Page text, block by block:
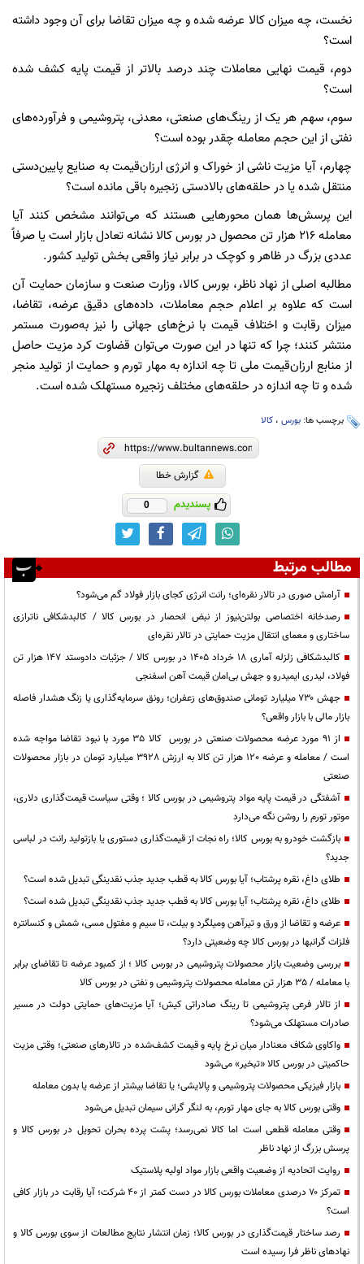
نخست، چه میزان کالا عرضه شده و چه میزان تقاضا برای آن وجود داشته
است؟
دوم، قیمت نهایی معاملات چند درصد بالاتر از قیمت پایه کشف شده
است؟
سوم، سهم هر یک از رینگ‌های صنعتی، معدنی، پتروشیمی و فرآورده‌های
نفتی از این حجم معامله چقدر بوده است؟
چهارم، آیا مزیت ناشی از خوراک و انرژی ارزان‌قیمت به صنایع پایین‌دستی
منتقل شده یا در حلقه‌های بالادستی زنجیره باقی مانده است؟
این پرسش‌ها همان محورهایی هستند که می‌توانند مشخص کنند آیا
معامله ۲۱۶ هزار تن محصول در بورس کالا نشانه تعادل بازار است یا صرفاً
عددی بزرگ در ظاهر و کوچک در برابر نیاز واقعی بخش تولید کشور.
مطالبه اصلی از نهاد ناظر، بورس کالا، وزارت صنعت و سازمان حمایت آن
است که علاوه بر اعلام حجم معاملات، داده‌های دقیق عرضه، تقاضا،
میزان رقابت و اختلاف قیمت با نرخ‌های جهانی را نیز به‌صورت مستمر
منتشر کنند؛ چرا که تنها در این صورت می‌توان قضاوت کرد مزیت حاصل
از منابع ارزان‌قیمت ملی تا چه اندازه به مهار تورم و حمایت از تولید منجر
شده و تا چه اندازه در حلقه‌های مختلف زنجیره مستهلک شده است.
برچسب ها: بورس ، کالا
گزارش خطا
پسندیدم 0
مطالب مرتبط
آرامش صوری در تالار نقره‌ای؛ رانت انرژی کجای بازار فولاد گم می‌شود؟
رصدخانه اختصاصی بولتن‌نیوز از نبض انحصار در بورس کالا / کالبدشکافی ناترازی
ساختاری و معمای انتقال مزیت حمایتی در تالار نقره‌ای
کالبدشکافی زلزله آماری ۱۸ خرداد ۱۴۰۵ در بورس کالا / جزئیات دادوستد ۱۴۷ هزار تن
فولاد، لیدری ایمیدرو و جهش بی‌امان قیمت آهن اسفنجی
جهش ۷۳۰ میلیارد تومانی صندوق‌های زعفران؛ رونق سرمایه‌گذاری یا زنگ هشدار فاصله
بازار مالی با بازار واقعی؟
از 91 مورد عرضه محصولات صنعتی در بورس کالا 35 مورد با نبود تقاضا مواجه شده
است / معامله و عرضه 120 هزار تن کالا به ارزش 3928 میلیارد تومان در بازار محصولات
صنعتی
آشفتگی در قیمت پایه مواد پتروشیمی در بورس کالا ؛ وقتی سیاست قیمت‌گذاری دلاری،
موتور تورم را روشن نگه می‌دارد
بازگشت خودرو به بورس کالا؛ راه نجات از قیمت‌گذاری دستوری یا بازتولید رانت در لباسی
جدید؟
طلای داغ، نقره پرشتاب؛ آیا بورس کالا به قطب جدید جذب نقدینگی تبدیل شده است؟
طلای داغ، نقره پرشتاب؛ آیا بورس کالا به قطب جدید جذب نقدینگی تبدیل شده است؟
عرضه و تقاضا از ورق و تیرآهن ومیلگرد و بیلت، تا سیم و مفتول مسی، شمش و کنسانتره
فلزات گرانبها در بورس کالا چه وضعیتی دارد؟
بررسی وضعیت بازار محصولات پتروشیمی در بورس کالا ؛ از کمبود عرضه تا تقاضای برابر
با معامله / 35 هزار تن معامله محصولات پتروشیمی و نفتی در بورس کالا
از تالار فرعی پتروشیمی تا رینگ صادراتی کیش؛ آیا مزیت‌های حمایتی دولت در مسیر
صادرات مستهلک می‌شود؟
واکاوی شکاف معنادار میان نرخ پایه و قیمت کشف‌شده در تالارهای صنعتی؛ وقتی مزیت
حاکمیتی در بورس کالا «تبخیر» می‌شود
بازار فیزیکی محصولات پتروشیمی و پالایشی؛ یا تقاضا بیشتر از عرضه یا بدون معامله
وقتی بورس کالا به جای مهار تورم، به لنگر گرانی سیمان تبدیل می‌شود
وقتی معامله قطعی است اما کالا نمی‌رسد؛ پشت پرده بحران تحویل در بورس کالا و
پرسش بزرگ از نهاد ناظر
روایت اتحادیه از وضعیت واقعی بازار مواد اولیه پلاستیک
تمرکز ۷۰ درصدی معاملات بورس کالا در دست کمتر از ۴۰ شرکت؛ آیا رقابت در بازار کافی
است؟
رصد ساختار قیمت‌گذاری در بورس کالا؛ زمان انتشار نتایج مطالعات از سوی بورس کالا و
نهادهای ناظر فرا رسیده است